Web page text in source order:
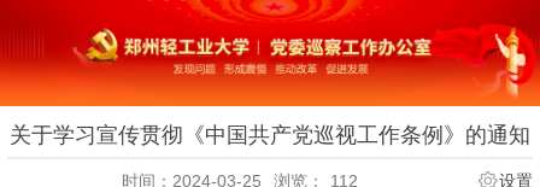
关于学习宣传贯彻《中国共产党巡视工作条例》的通知
时间：2024-03-25 浏览： 112 设置